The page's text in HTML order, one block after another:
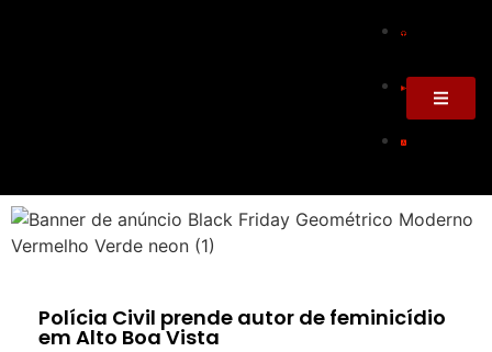
Polícia Civil prende autor de feminicídio
em Alto Boa Vista